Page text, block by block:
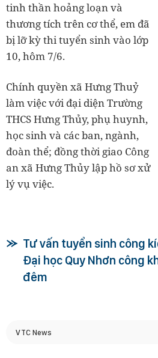
tinh thần hoảng loạn và
thương tích trên cơ thể, em đã
bị lỡ kỳ thi tuyển sinh vào lớp
10, hôm 7/6.
Chính quyền xã Hưng Thuỷ
làm việc với đại diện Trường
THCS Hưng Thủy, phụ huynh,
học sinh và các ban, ngành,
đoàn thể; đồng thời giao Công
an xã Hưng Thủy lập hồ sơ xử
lý vụ việc.
Tư vấn tuyển sinh công
Đại học Quy Nhơn công
đêm
VTC News